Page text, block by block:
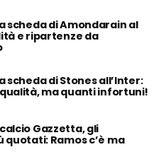
scheda di Amondarain al
e ripartenze da
scheda di Stones all’Inter:
ma quanti infortuni!
Gazzetta, gli
Ramos c’è ma